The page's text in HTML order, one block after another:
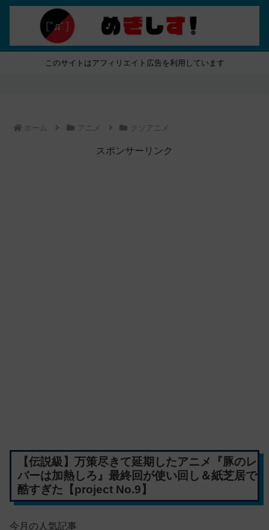
このサイトはアフィリエイト広告を利用しています
ホーム アニメ クソアニメ
スポンサーリンク
【伝説級】万策尽きて延期したアニメ『豚のレ
バーは加熱しろ』最終回が使い回し＆紙芝居で
酷すぎた【project No.9】
今月の人気記事